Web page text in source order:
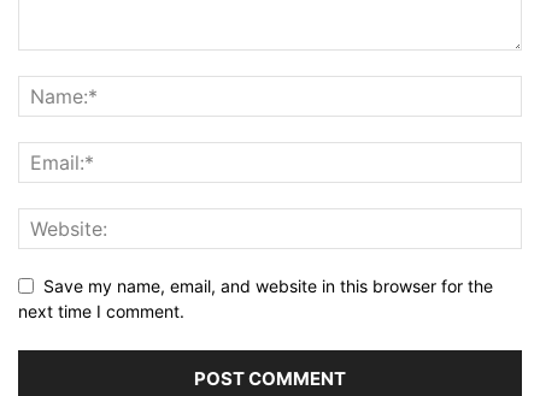
Save my name, email, and website in this browser for the
next time I comment.